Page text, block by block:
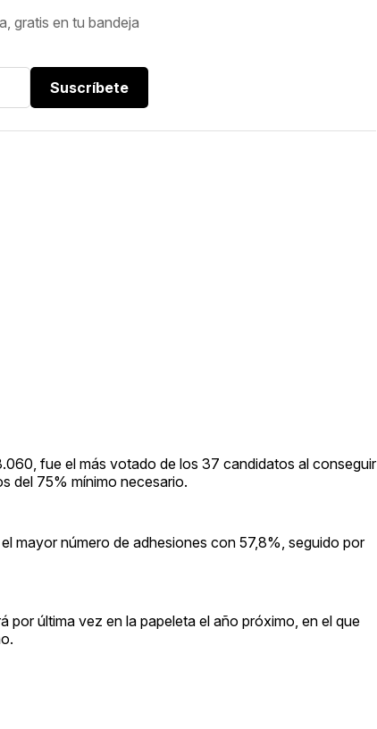
gratis en tu bandeja
Suscríbete
fue el más votado de los 37 candidatos al conseguir
del 75% mínimo necesario.
mayor número de adhesiones con 57,8%, seguido por
por última vez en la papeleta el año próximo, en el que